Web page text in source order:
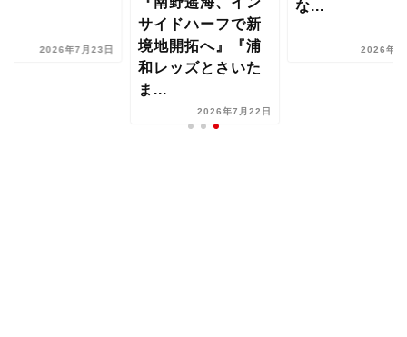
2026年7月23日
サイドハーフで新
境地開拓へ』『浦
和レッズとさいた
ま...
2026年7月22日
な...
2026年8